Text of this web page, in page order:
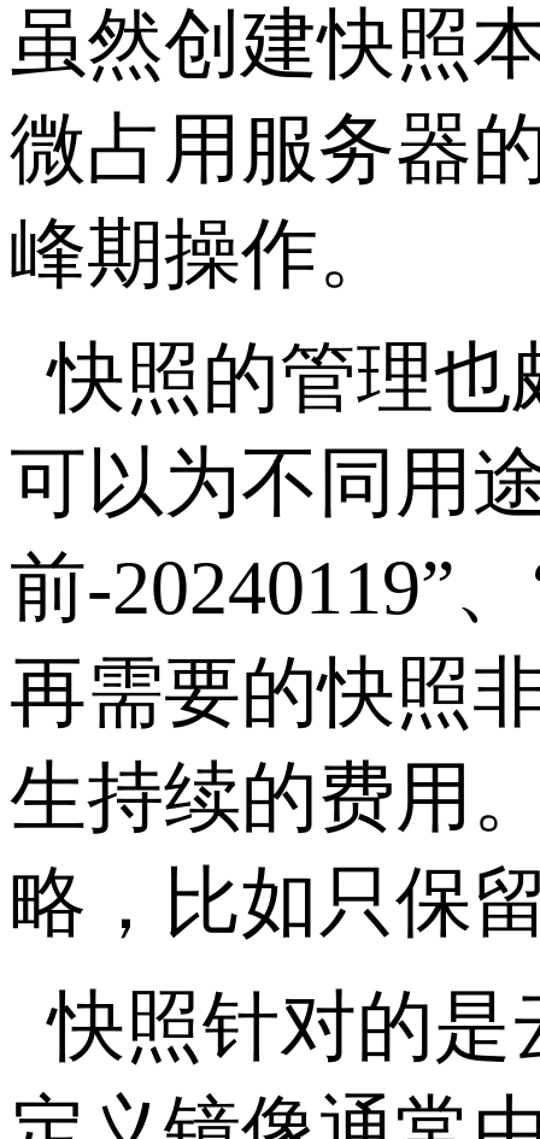
虽然创建快照
微占用服务器
峰期操作。
快照的管理也
可以为不同用
前-20240119”
再需要的快照
生持续的费用
略，比如只保
快照针对的是